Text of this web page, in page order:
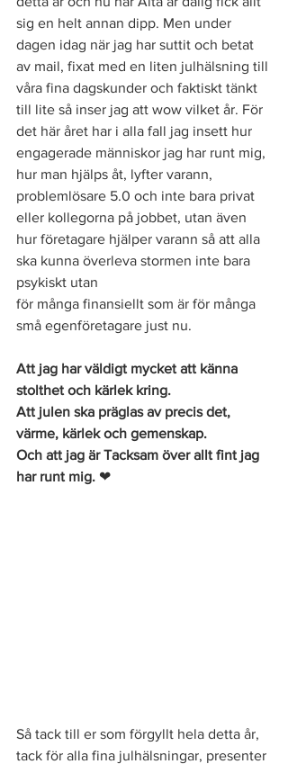
sig en helt annan dipp. Men under
dagen idag när jag har suttit och betat
av mail, fixat med en liten julhälsning till
våra fina dagskunder och faktiskt tänkt
till lite så inser jag att wow vilket år. För
det här året har i alla fall jag insett hur
engagerade människor jag har runt mig,
hur man hjälps åt, lyfter varann,
problemlösare 5.0 och inte bara privat
eller kollegorna på jobbet, utan även
hur företagare hjälper varann så att alla
ska kunna överleva stormen inte bara
psykiskt utan
för många finansiellt som är för många
små egenföretagare just nu.
Att jag har väldigt mycket att känna
stolthet och kärlek kring.
Att julen ska präglas av precis det,
värme, kärlek och gemenskap.
Och att jag är Tacksam över allt fint jag
har runt mig. ❤
Så tack till er som förgyllt hela detta år,
tack för alla fina julhälsningar, presenter